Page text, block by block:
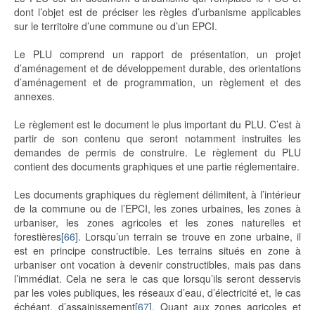
dont l’objet est de préciser les règles d’urbanisme applicables
sur le territoire d’une commune ou d’un EPCI.
Le PLU comprend un rapport de présentation, un projet
d’aménagement et de développement durable, des orientations
d’aménagement et de programmation, un règlement et des
annexes.
Le règlement est le document le plus important du PLU. C’est à
partir de son contenu que seront notamment instruites les
demandes de permis de construire. Le règlement du PLU
contient des documents graphiques et une partie réglementaire.
Les documents graphiques du règlement délimitent, à l’intérieur
de la commune ou de l’EPCI, les zones urbaines, les zones à
urbaniser, les zones agricoles et les zones naturelles et
forestières[66]. Lorsqu’un terrain se trouve en zone urbaine, il
est en principe constructible. Les terrains situés en zone à
urbaniser ont vocation à devenir constructibles, mais pas dans
l’immédiat. Cela ne sera le cas que lorsqu’ils seront desservis
par les voies publiques, les réseaux d’eau, d’électricité et, le cas
échéant, d’assainissement[67]. Quant aux zones agricoles et